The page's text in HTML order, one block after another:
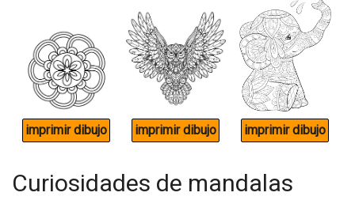
Curiosidades de mandalas